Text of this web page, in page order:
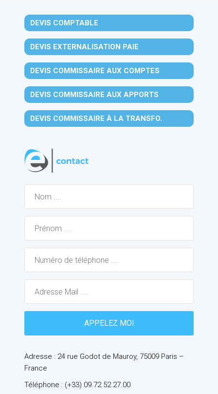
DEVIS COMPTABLE
DEVIS EXTERNALISATION PAIE
DEVIS COMMISSAIRE AUX COMPTES
DEVIS COMMISSAIRE AUX APPORTS
DEVIS COMMISSAIRE À LA TRANSFO.
Adresse : 24 rue Godot de Mauroy, 75009 Paris –
France
Téléphone : (+33) 09.72.52.27.00